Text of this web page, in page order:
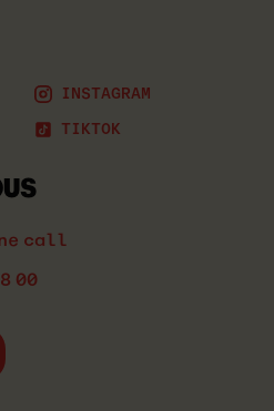
INSTAGRAM
TIKTOK
call
00